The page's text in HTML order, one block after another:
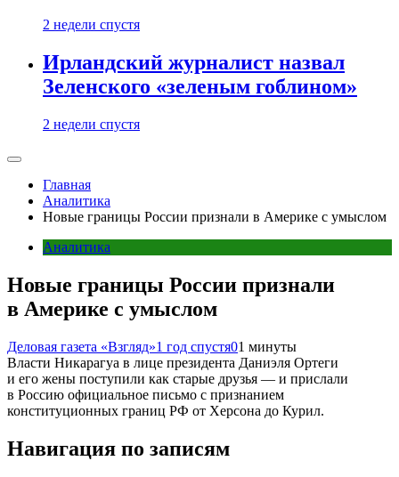
2 недели спустя
Ирландский журналист назвал
Зеленского «зеленым гоблином»
2 недели спустя
Главная
Аналитика
Новые границы России признали в Америке с умыслом
Аналитика
Новые границы России признали
в Америке с умыслом
Деловая газета «Взгляд»1 год спустя01 минуты
Власти Никарагуа в лице президента Даниэля Ортеги
и его жены поступили как старые друзья — и прислали
в Россию официальное письмо с признанием
конституционных границ РФ от Херсона до Курил.
Навигация по записям